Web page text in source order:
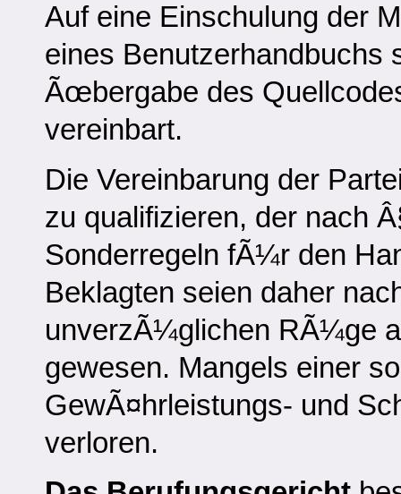
Auf eine Einschulung der
eines Benutzerhandbuchs
Ãœbergabe des
vereinbart.
Die Vereinbarung der
zu qualifizieren, der nach
Sonderregeln fÃ¼r den
Beklagten seien daher
unverzÃ¼glichen RÃ¼ge
gewesen. Mangels einer
GewÃ¤hrleistungs- und
verloren.